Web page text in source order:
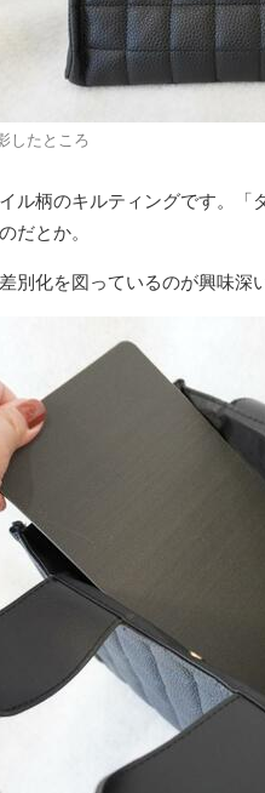
したところ
ル柄のキルティングです。「
だとか。
別化を図っているのが興味深